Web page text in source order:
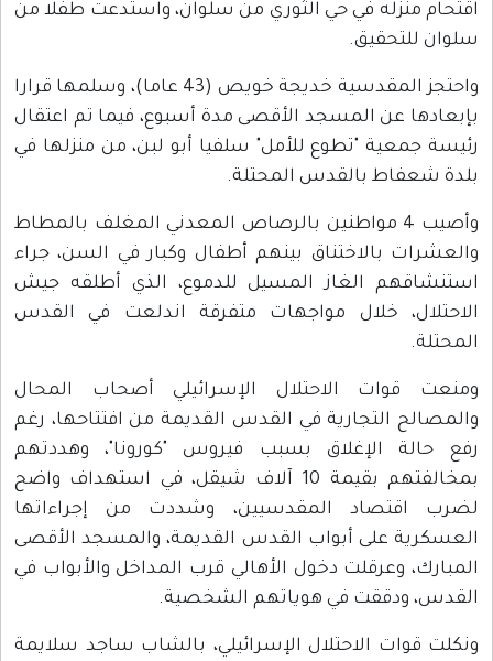
اقتحام منزله في حي الثوري من سلوان، واستدعت طفلا من
سلوان للتحقيق.
واحتجز المقدسية خديجة خويص (43 عاما)، وسلمها قرارا
بإبعادها عن المسجد الأقصى مدة أسبوع، فيما تم اعتقال
رئيسة جمعية "تطوع للأمل" سلفيا أبو لبن، من منزلها في
بلدة شعفاط بالقدس المحتلة.
وأصيب 4 مواطنين بالرصاص المعدني المغلف بالمطاط
والعشرات بالاختناق بينهم أطفال وكبار في السن، جراء
استنشاقهم الغاز المسيل للدموع، الذي أطلقه جيش
الاحتلال، خلال مواجهات متفرقة اندلعت في القدس
المحتلة.
ومنعت قوات الاحتلال الإسرائيلي أصحاب المحال
والمصالح التجارية في القدس القديمة من افتتاحها، رغم
رفع حالة الإغلاق بسبب فيروس "كورونا"، وهددتهم
بمخالفتهم بقيمة 10 آلاف شيقل، في استهداف واضح
لضرب اقتصاد المقدسيين، وشددت من إجراءاتها
العسكرية على أبواب القدس القديمة، والمسجد الأقصى
المبارك، وعرقلت دخول الأهالي قرب المداخل والأبواب في
القدس، ودققت في هوياتهم الشخصية.
ونكلت قوات الاحتلال الإسرائيلي، بالشاب ساجد سلايمة